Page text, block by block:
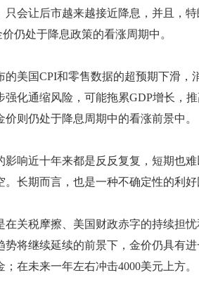
只会让后市越来越接近降息，并且，
仍处于降息政策的看涨周期中。
国CPI和零售数据的超预期下滑，
强化通缩风险，可能拖累GDP增长，
则仍处于降息周期中的看涨前景中。
近十年来都是反反复复，短期也难
长期而言，也是一种不确定性的利好
税摩擦、美国财政赤字的持续担忧
势将继续延续的前景下，金价仍具有
在未来一年左右冲击4000美元上方。